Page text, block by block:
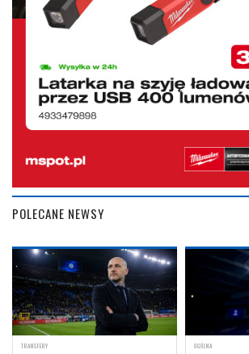
POLECANE NEWSY
TRANSFERY OGÓLNA